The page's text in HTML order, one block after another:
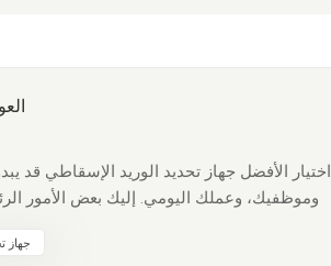
اختيار الأفضل جهاز تحديد الوريد الإسقاطي قد
وموظفيك، وعملك اليومي. إليك بعض الأمور
جهاز